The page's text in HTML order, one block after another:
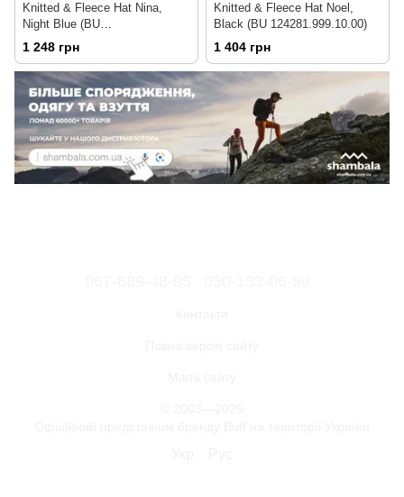
Knitted & Fleece Hat Nina,
Night Blue (BU
123544.779.10.00)
1 248 грн
Knitted & Fleece Hat Noel,
Black (BU 124281.999.10.00)
1 404 грн